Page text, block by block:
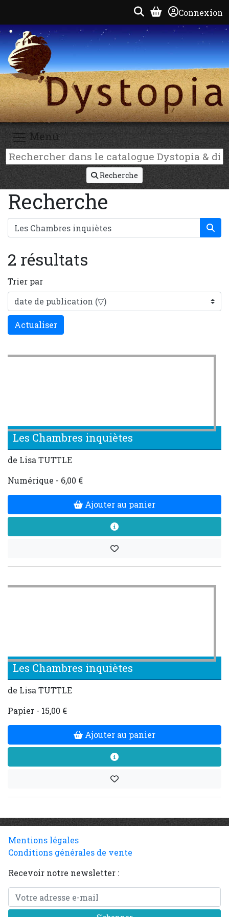
Connexion
Menu
Recherche
Recherche
2 résultats
Trier par
Actualiser
Les Chambres inquiètes
de Lisa TUTTLE
Numérique - 6,00 €
Ajouter au panier
Les Chambres inquiètes
de Lisa TUTTLE
Papier - 15,00 €
Ajouter au panier
Mentions légales
Conditions générales de vente
Recevoir notre newsletter :